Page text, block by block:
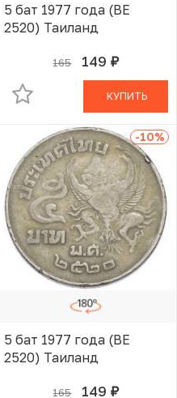
5 бат 1977 года (BE
2520) Таиланд
165 149 руб.
В КОРЗИНЕ
КУПИТЬ
-10%
5 бат 1977 года (BE
2520) Таиланд
165 149 руб.
В КОРЗИНЕ